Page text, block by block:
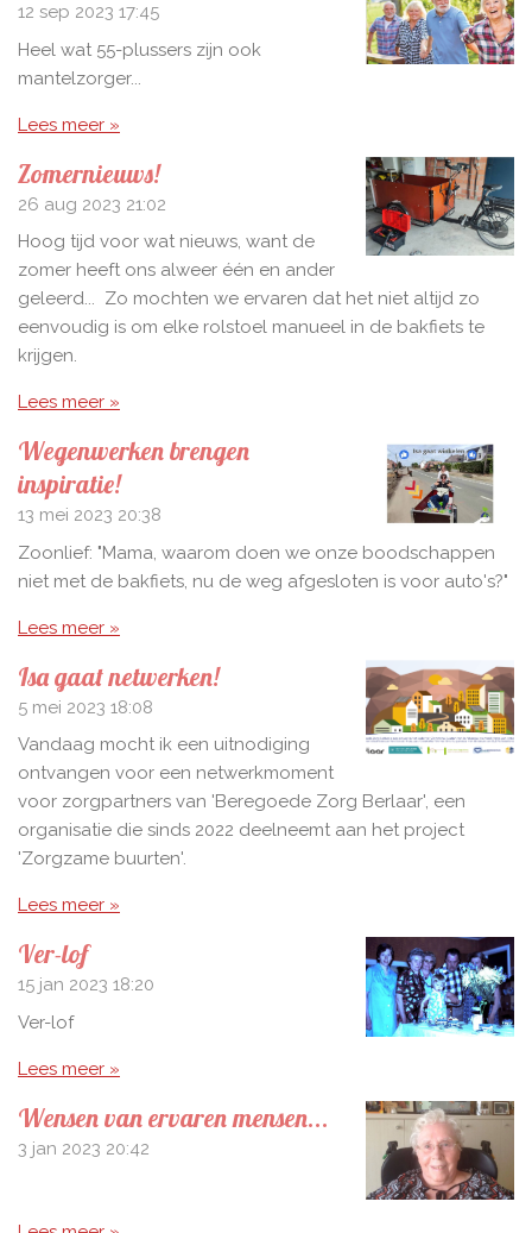
12 sep 2023 17:45
Heel wat 55-plussers zijn ook
mantelzorger...
Lees meer »
Zomernieuws!
26 aug 2023 21:02
Hoog tijd voor wat nieuws, want de
zomer heeft ons alweer één en ander
geleerd... Zo mochten we ervaren dat het niet altijd zo
eenvoudig is om elke rolstoel manueel in de bakfiets te
krijgen.
Lees meer »
Wegenwerken brengen
inspiratie!
13 mei 2023 20:38
Zoonlief: "Mama, waarom doen we onze boodschappen
niet met de bakfiets, nu de weg afgesloten is voor auto's?"
Lees meer »
Isa gaat netwerken!
5 mei 2023 18:08
Vandaag mocht ik een uitnodiging
ontvangen voor een netwerkmoment
voor zorgpartners van 'Beregoede Zorg Berlaar', een
organisatie die sinds 2022 deelneemt aan het project
'Zorgzame buurten'.
Lees meer »
Ver-lof
15 jan 2023 18:20
Ver-lof
Lees meer »
Wensen van ervaren mensen...
3 jan 2023 20:42